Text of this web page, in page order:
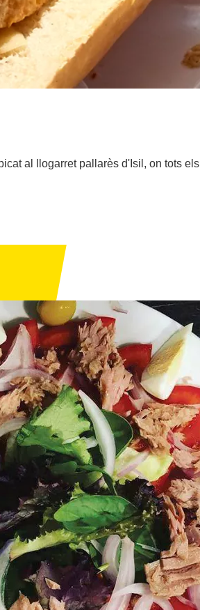
al llogarret pallarès d'Isil, on tots els